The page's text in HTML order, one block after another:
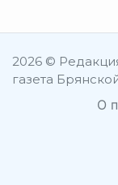
2026 ©
газета
О